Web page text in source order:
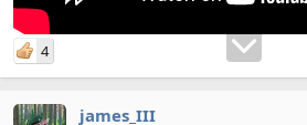
4
james_III